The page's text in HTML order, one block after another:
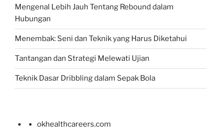
Mengenal Lebih Jauh Tentang Rebound dalam
Hubungan
Menembak: Seni dan Teknik yang Harus Diketahui
Tantangan dan Strategi Melewati Ujian
Teknik Dasar Dribbling dalam Sepak Bola
okhealthcareers.com